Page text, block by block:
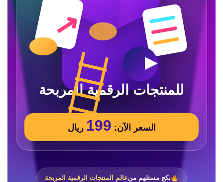
بكج مستلهم منعالم المنتجات الرقمية المربحة
السعر الآن: 199 ريال